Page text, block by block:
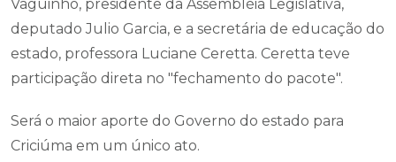
Vaguinho, presidente da Assembléia Legislativa,
deputado Julio Garcia, e a secretária de educação do
estado, professora Luciane Ceretta. Ceretta teve
participação direta no "fechamento do pacote".
Será o maior aporte do Governo do estado para
Criciúma em um único ato.